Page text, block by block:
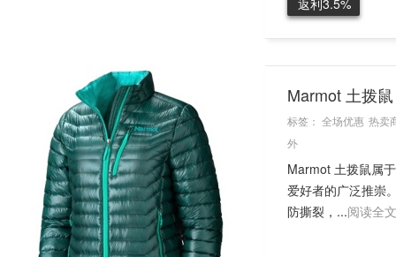
返利3.5%
Marmot 土拨
标签： 全场优惠 热卖
外
Marmot 土拨鼠属
爱好者的广泛推崇
防撕裂，...阅读全文